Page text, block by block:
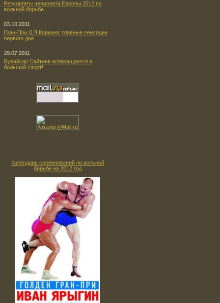
Результаты чепионата Европы 2012 по
вольной борьбе
03.10.2011
Гран-При Д.П.Коркина: главные сенсации
первого дня.
29.07.2011
Бувайсар Сайтиев возвращается в
большой спорт!
Календарь соревнований по вольной
борьбе на 2012 год